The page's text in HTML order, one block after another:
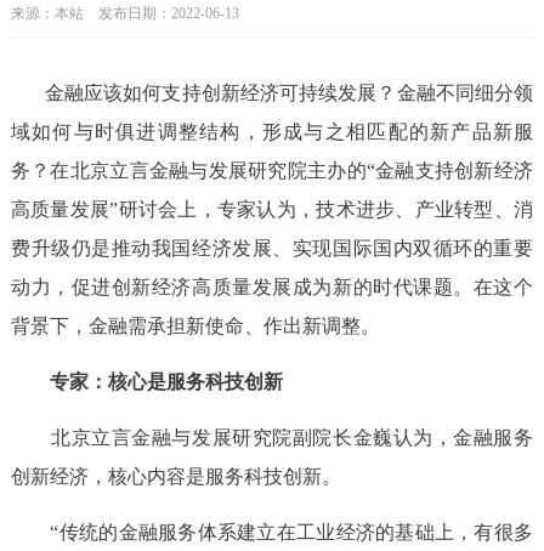
来源：本站 发布日期：2022-06-13
金融应该如何支持创新经济可持续发展？金融不同细分领
域如何与时俱进调整结构，形成与之相匹配的新产品新服
务？在北京立言金融与发展研究院主办的“金融支持创新经济
高质量发展”研讨会上，专家认为，技术进步、产业转型、消
费升级仍是推动我国经济发展、实现国际国内双循环的重要
动力，促进创新经济高质量发展成为新的时代课题。在这个
背景下，金融需承担新使命、作出新调整。
专家：核心是服务科技创新
北京立言金融与发展研究院副院长金巍认为，金融服务
创新经济，核心内容是服务科技创新。
“传统的金融服务体系建立在工业经济的基础上，有很多